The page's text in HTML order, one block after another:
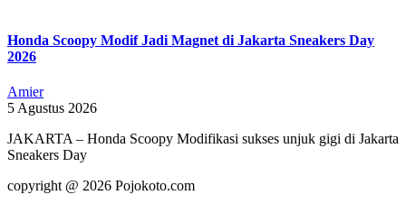
Honda Scoopy Modif Jadi Magnet di Jakarta Sneakers Day
2026
Amier
5 Agustus 2026
JAKARTA – Honda Scoopy Modifikasi sukses unjuk gigi di Jakarta
Sneakers Day
copyright @ 2026 Pojokoto.com